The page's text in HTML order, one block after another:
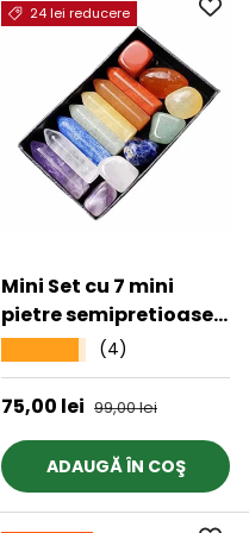
24 lei reducere
Mini Set cu 7 mini
pietre semipretioase
polisate si 7 cristale
semipretioase
hexagonale naturale
vindecatoare pentru
meditatie,
ameliorarea
(4)
Preț de vânzare
75,00 lei Preț obișnuit
99,00 lei
ADAUGĂ ÎN COŞ